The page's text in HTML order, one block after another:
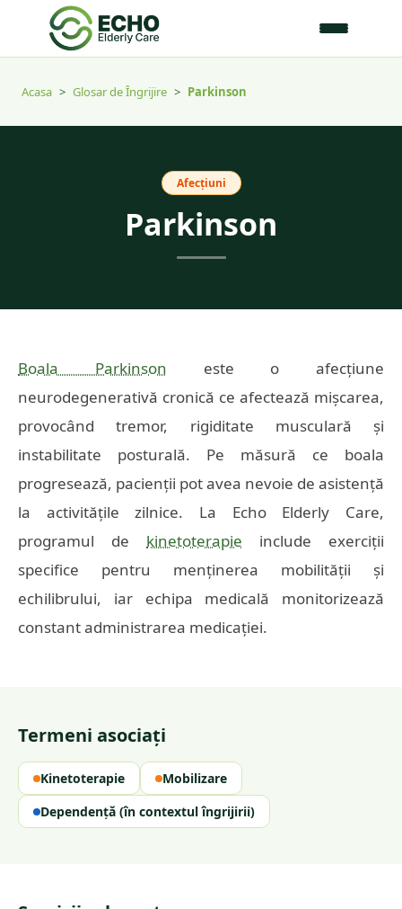
Acasa > Glosar de Îngrijire > Parkinson
Afecțiuni
Parkinson
Boala Parkinson este o afecțiune
neurodegenerativă cronică ce afectează mișcarea,
provocând tremor, rigiditate musculară și
instabilitate posturală. Pe măsură ce boala
progresează, pacienții pot avea nevoie de asistență
la activitățile zilnice. La Echo Elderly Care,
programul de kinetoterapie include exerciții
specifice pentru menținerea mobilității și
echilibrului, iar echipa medicală monitorizează
constant administrarea medicației.
Termeni asociați
Kinetoterapie
Mobilizare
Dependență (în contextul îngrijirii)